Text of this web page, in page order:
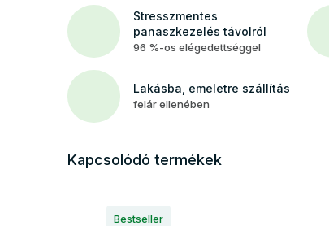
Stresszmentes
panaszkezelés távolról
96 %-os elégedettséggel
Lakásba, emeletre szállítás
felár ellenében
Kapcsolódó termékek
Bestseller